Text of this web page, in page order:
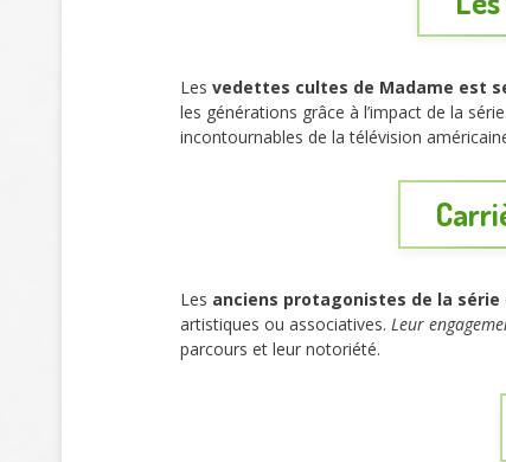
Les vedettes cultes de Madame est
les générations grâce à l’impact de la série.
incontournables de la télévision
Les anciens protagonistes de la série
artistiques ou associatives. Leur
parcours et leur notoriété.